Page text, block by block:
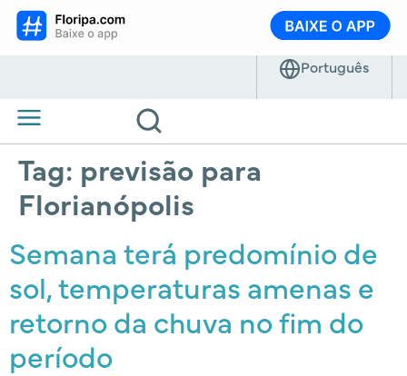
Tag: previsão para
Florianópolis
Semana terá predomínio de
sol, temperaturas amenas e
retorno da chuva no fim do
período